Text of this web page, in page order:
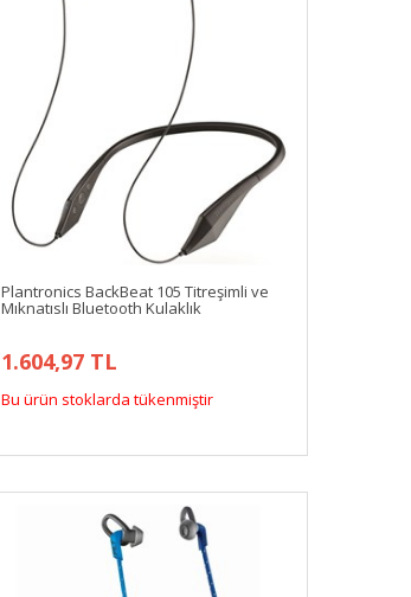
Plantronics BackBeat 105 Titreşimli ve
Mıknatıslı Bluetooth Kulaklık
1.604,97 TL
Bu ürün stoklarda tükenmiştir